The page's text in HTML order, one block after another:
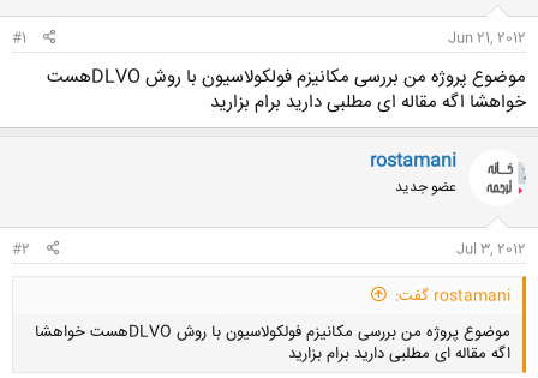
ه
م
و
ض
و
ع
ع
Jun 21, 2012
#1
موضوع پروژه من بررسی مکانیزم فولکولاسیون با روش DLVOهست
خواهشا اگه مقاله ای مطلبی دارید برام بزارید
rostamani
عضو جدید
Jul 3, 2012
#2
rostamani گفت:
موضوع پروژه من بررسی مکانیزم فولکولاسیون با روش DLVOهست خواهشا
اگه مقاله ای مطلبی دارید برام بزارید